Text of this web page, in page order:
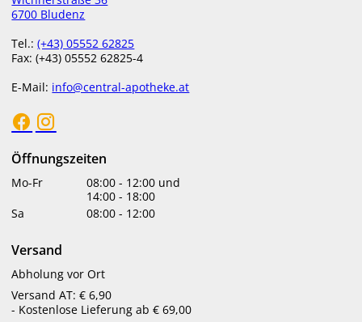
6700 Bludenz
Tel.:(+43) 05552 62825
Fax: (+43) 05552 62825-4
E-Mail: info@central-apotheke.at
Öffnungszeiten
Mo-Fr 08:00 - 12:00 und
14:00 - 18:00
Sa
08:00 - 12:00
Versand
Abholung vor Ort
Versand AT: € 6,90
- Kostenlose Lieferung ab € 69,00